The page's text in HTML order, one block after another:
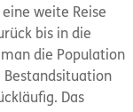
weite Reise
bis in die
die Population
Bestandsituation
Das